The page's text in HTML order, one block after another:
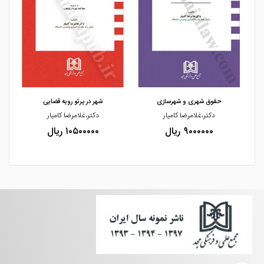
مشاهده و خرید مشاهده و خرید
حقوق شهری و شهرسازی
دکتر،غلامرضا کامیار
۹۰۰۰۰۰۰ ریال
شهر در پرتو رویه قضایی
دکتر،غلامرضا کامیار
۱۰۵۰۰۰۰۰ ریال